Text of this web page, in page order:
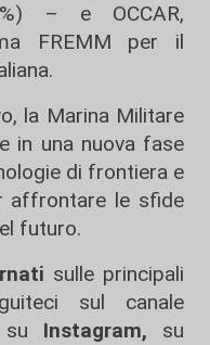
– e OCCAR,
FREMM per il
la Marina Militare
in una nuova fase
di frontiera e
affrontare le sfide
futuro.
sulle principali
sul canale
su Instagram, su